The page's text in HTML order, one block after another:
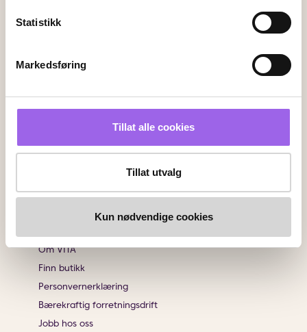
Statistikk
Markedsføring
Tillat alle cookies
Tillat utvalg
Kun nødvendige cookies
Kontakt oss
Frakt og retur
Sjekk saldo på ditt gavekort
Klikk & Hent
Brukeromtaler
Om VITA
Finn butikk
Personvernerklæring
Bærekraftig forretningsdrift
Jobb hos oss